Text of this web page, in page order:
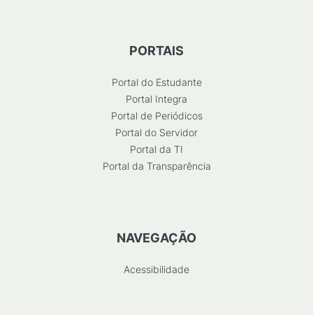
PORTAIS
Portal do Estudante
Portal Integra
Portal de Periódicos
Portal do Servidor
Portal da TI
Portal da Transparência
NAVEGAÇÃO
Acessibilidade